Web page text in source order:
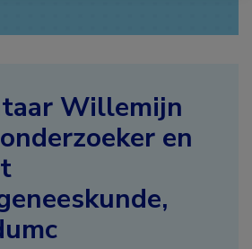
Willemijn
en